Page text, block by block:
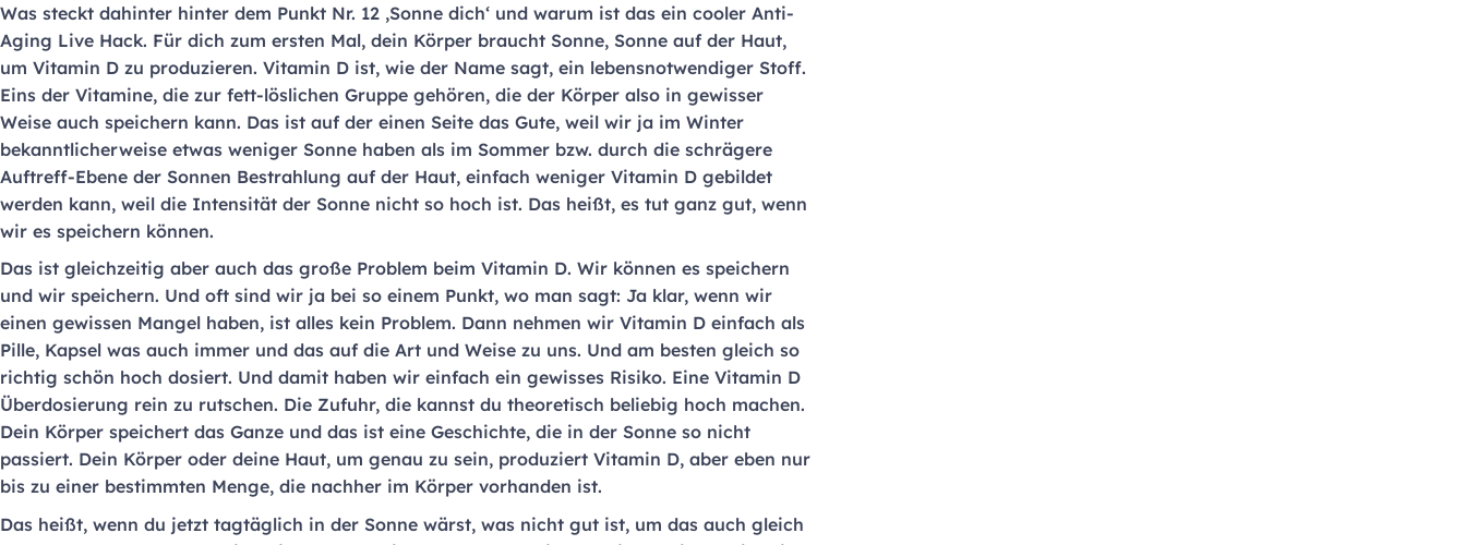
Was steckt dahinter hinter dem Punkt Nr. 12 ‚Sonne dich‘ und warum ist das ein cooler Anti-
Aging Live Hack. Für dich zum ersten Mal, dein Körper braucht Sonne, Sonne auf der Haut,
um Vitamin D zu produzieren. Vitamin D ist, wie der Name sagt, ein lebensnotwendiger Stoff.
Eins der Vitamine, die zur fett-löslichen Gruppe gehören, die der Körper also in gewisser
Weise auch speichern kann. Das ist auf der einen Seite das Gute, weil wir ja im Winter
bekanntlicherweise etwas weniger Sonne haben als im Sommer bzw. durch die schrägere
Auftreff-Ebene der Sonnen Bestrahlung auf der Haut, einfach weniger Vitamin D gebildet
werden kann, weil die Intensität der Sonne nicht so hoch ist. Das heißt, es tut ganz gut, wenn
wir es speichern können.
Das ist gleichzeitig aber auch das große Problem beim Vitamin D. Wir können es speichern
und wir speichern. Und oft sind wir ja bei so einem Punkt, wo man sagt: Ja klar, wenn wir
einen gewissen Mangel haben, ist alles kein Problem. Dann nehmen wir Vitamin D einfach als
Pille, Kapsel was auch immer und das auf die Art und Weise zu uns. Und am besten gleich so
richtig schön hoch dosiert. Und damit haben wir einfach ein gewisses Risiko. Eine Vitamin D
Überdosierung rein zu rutschen. Die Zufuhr, die kannst du theoretisch beliebig hoch machen.
Dein Körper speichert das Ganze und das ist eine Geschichte, die in der Sonne so nicht
passiert. Dein Körper oder deine Haut, um genau zu sein, produziert Vitamin D, aber eben nur
bis zu einer bestimmten Menge, die nachher im Körper vorhanden ist.
Das heißt, wenn du jetzt tagtäglich in der Sonne wärst, was nicht gut ist, um das auch gleich